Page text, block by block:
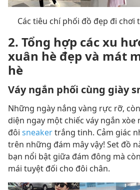
Các tiêu chí phối đồ đẹp đi chơi
2. Tổng hợp các xu
xuân hè đẹp và mát
hè
Váy ngắn phối cùng giày
Những ngày nắng vàng rực rỡ,
diện ngay một chiếc váy ngắn xòe
đôi sneakertrắng tinh. Cảm giác
trên những đám mây vậy! Set đồ
bạn nổi bật giữa đám đông mà
mái tuyệt đối cho đôi chân.